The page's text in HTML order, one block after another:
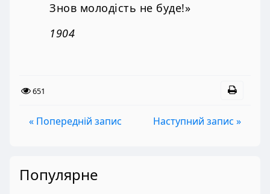
Знов молодість не буде!»
1904
651
« Попередній запис Наступний запис »
Популярне